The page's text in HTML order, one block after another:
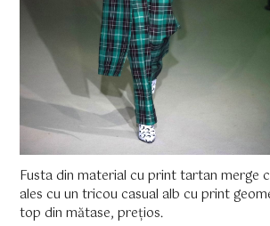
Fusta din material cu print tartan merge
ales cu un tricou casual alb cu print
top din mătase, prețios.